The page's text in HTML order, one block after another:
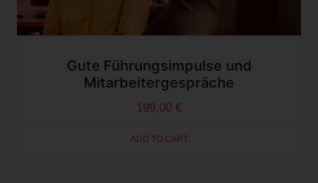
Gute Führungsimpulse und
Mitarbeitergespräche
199,00 €
ADD TO CART